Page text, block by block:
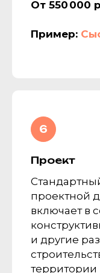
От 550 000
Пример:
Проект
проектной
включает в
и другие
территории